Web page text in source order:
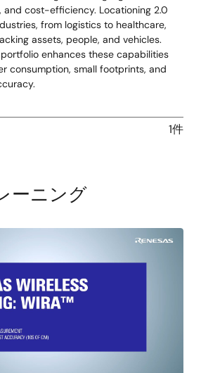
and cost-efficiency. Locationing 2.0
from logistics to healthcare,
assets, people, and vehicles.
portfolio enhances these capabilities
consumption, small footprints, and
1件
ーニング